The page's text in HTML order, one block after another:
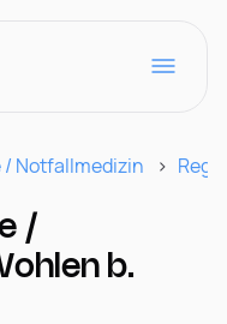
Notfallmedizin
/
b.